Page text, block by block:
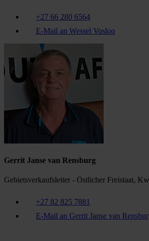
+27 66 280 6564
E-Mail an Wessel Vosloo
Gerrit Janse van Rensburg
Gebietsverkaufsleiter - Östlicher Freistaat,
+27 82 825 7881
E-Mail an Gerrit Janse van